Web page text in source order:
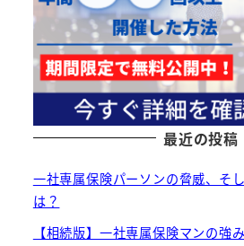
最近の投稿
一社専属保険パーソンの脅威、そ
は？
【相続版】一社専属保険マンの強